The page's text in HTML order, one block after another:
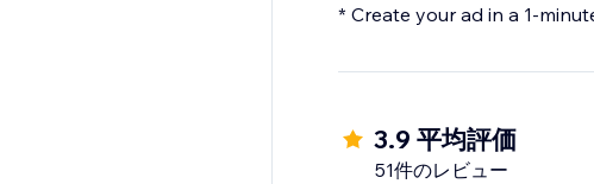
* Create your ad in a 1-
more.
Don't miss out on
3.9 平均評価
51件のレビュー